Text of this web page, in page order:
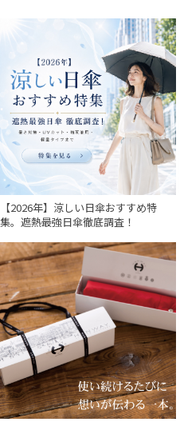
【2026年】涼しい日傘おすすめ特
集。遮熱最強日傘徹底調査！